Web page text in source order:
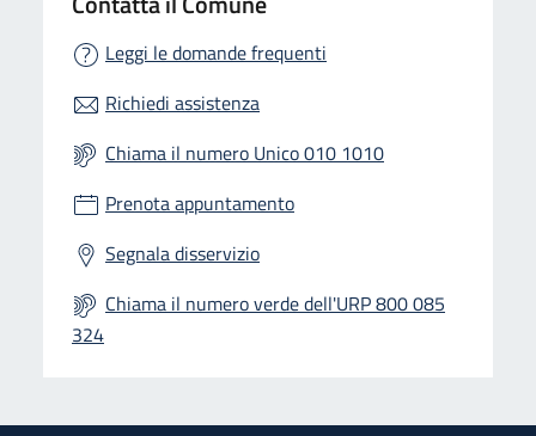
Leggi le domande frequenti
Richiedi assistenza
Chiama il numero Unico 010 1010
Prenota appuntamento
Segnala disservizio
Chiama il numero verde dell'URP 800 085
324